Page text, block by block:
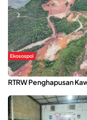
Ekosospol
Kabaena Menanti
RTRW Penghapusan